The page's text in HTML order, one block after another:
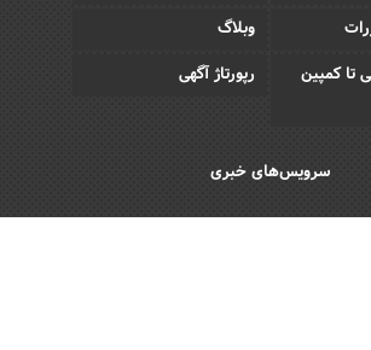
وبلاگ
تا کمپین
رپورتاژ آگهی
سرویس‌های خبری